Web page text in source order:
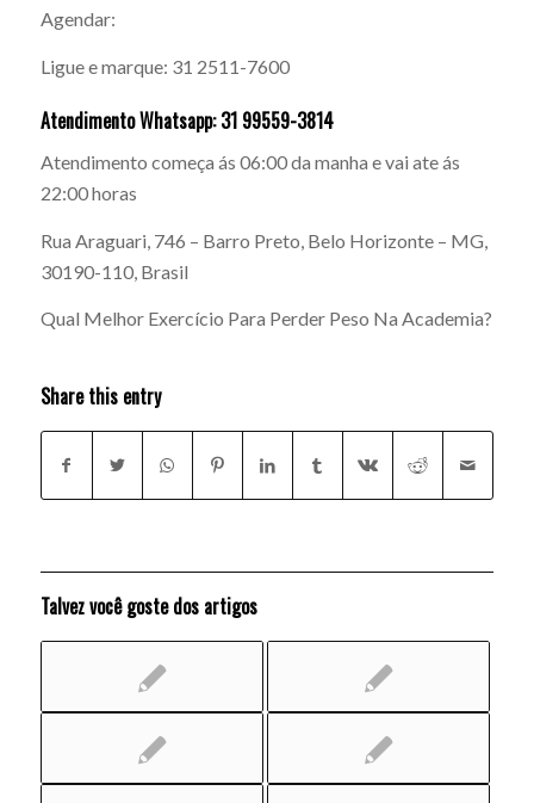
Agendar:
Ligue e marque: 31 2511-7600
Atendimento Whatsapp: 31 99559-3814
Atendimento começa ás 06:00 da manha e vai ate ás
22:00 horas
Rua Araguari, 746 – Barro Preto, Belo Horizonte – MG,
30190-110, Brasil
Qual Melhor Exercício Para Perder Peso Na Academia?
Share this entry
Talvez você goste dos artigos